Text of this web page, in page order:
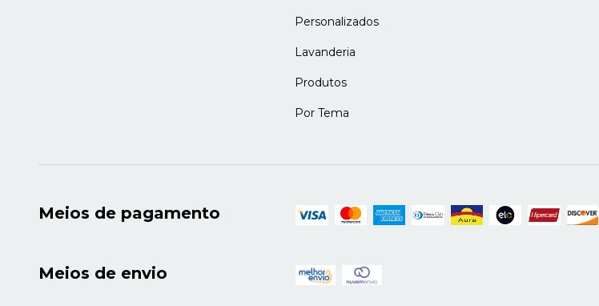
Personalizados
Lavanderia
Produtos
Por Tema
Meios de pagamento
Meios de envio